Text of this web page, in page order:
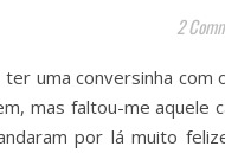
2
uma conversinha com
mas faltou-me aquele
por lá muito